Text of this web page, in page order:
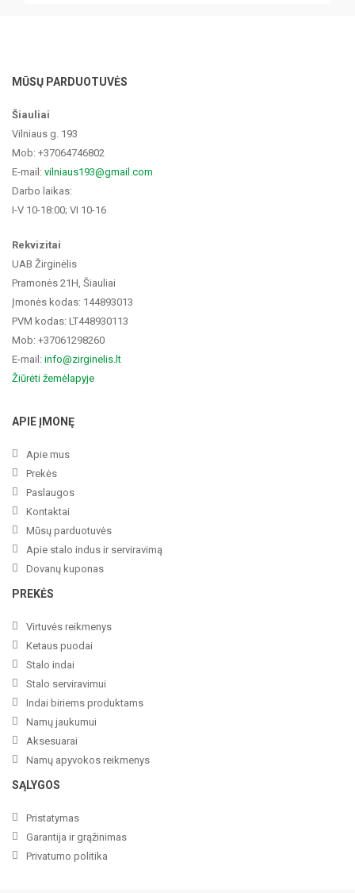
MŪSŲ PARDUOTUVĖS
Šiauliai
Vilniaus g. 193
Mob: +37064746802
E-mail: vilniaus193@gmail.com
Darbo laikas:
I-V 10-18:00; VI 10-16
Rekvizitai
UAB Žirginėlis
Pramonės 21H, Šiauliai
Įmonės kodas: 144893013
PVM kodas: LT448930113
Mob: +37061298260
E-mail: info@zirginelis.lt
Žiūrėti žemėlapyje
APIE ĮMONĘ
Apie mus
Prekės
Paslaugos
Kontaktai
Mūsų parduotuvės
Apie stalo indus ir serviravimą
Dovanų kuponas
PREKĖS
Virtuvės reikmenys
Ketaus puodai
Stalo indai
Stalo serviravimui
Indai biriems produktams
Namų jaukumui
Aksesuarai
Namų apyvokos reikmenys
SĄLYGOS
Pristatymas
Garantija ir grąžinimas
Privatumo politika